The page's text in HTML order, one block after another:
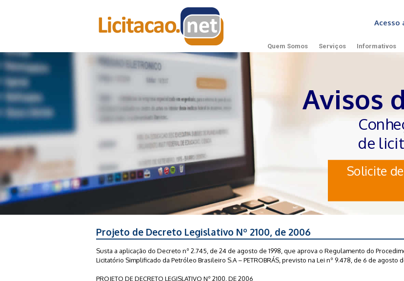
Acesso
Quem Somos Serviços Informativos
Avisos
de
Solicite
Projeto de Decreto Legislativo Nº 2100, de 2006
Susta a aplicação do Decreto nº 2.745, de 24 de agosto de 1998, que aprova o Regulamento do
Licitatório Simplificado da Petróleo Brasileiro S.A – PETROBRÁS, previsto na Lei nº 9.478, de 6 de agosto
PROJETO DE DECRETO LEGISLATIVO Nº 2100, DE 2006